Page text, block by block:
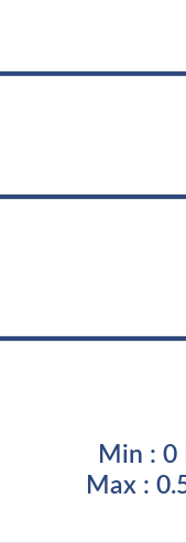
Min : 0
Max :